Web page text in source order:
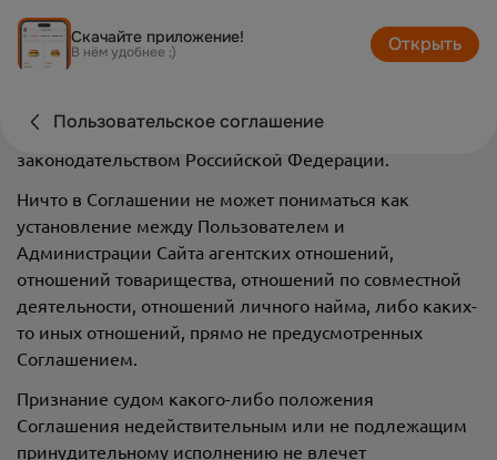
Скачайте приложение!
В нём удобнее ;) Открыть
Пользовательское соглашение
3. Прочие условия
разрешению в соответствии с действующим
законодательством Российской Федерации.
Ничто в Соглашении не может пониматься как
установление между Пользователем и
Администрации Сайта агентских отношений,
отношений товарищества, отношений по совместной
деятельности, отношений личного найма, либо каких-
то иных отношений, прямо не предусмотренных
Соглашением.
Признание судом какого-либо положения
Соглашения недействительным или не подлежащим
принудительному исполнению не влечет